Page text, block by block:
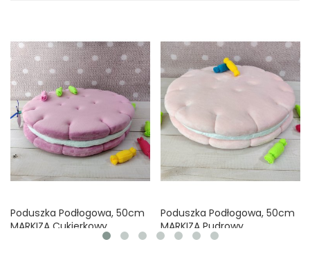
Poduszka Podłogowa, 50cm
MARKIZA Cukierkowy
Poduszka Podłogowa, 50cm
MARKIZA Pudrowy
Cena
110,00 zł